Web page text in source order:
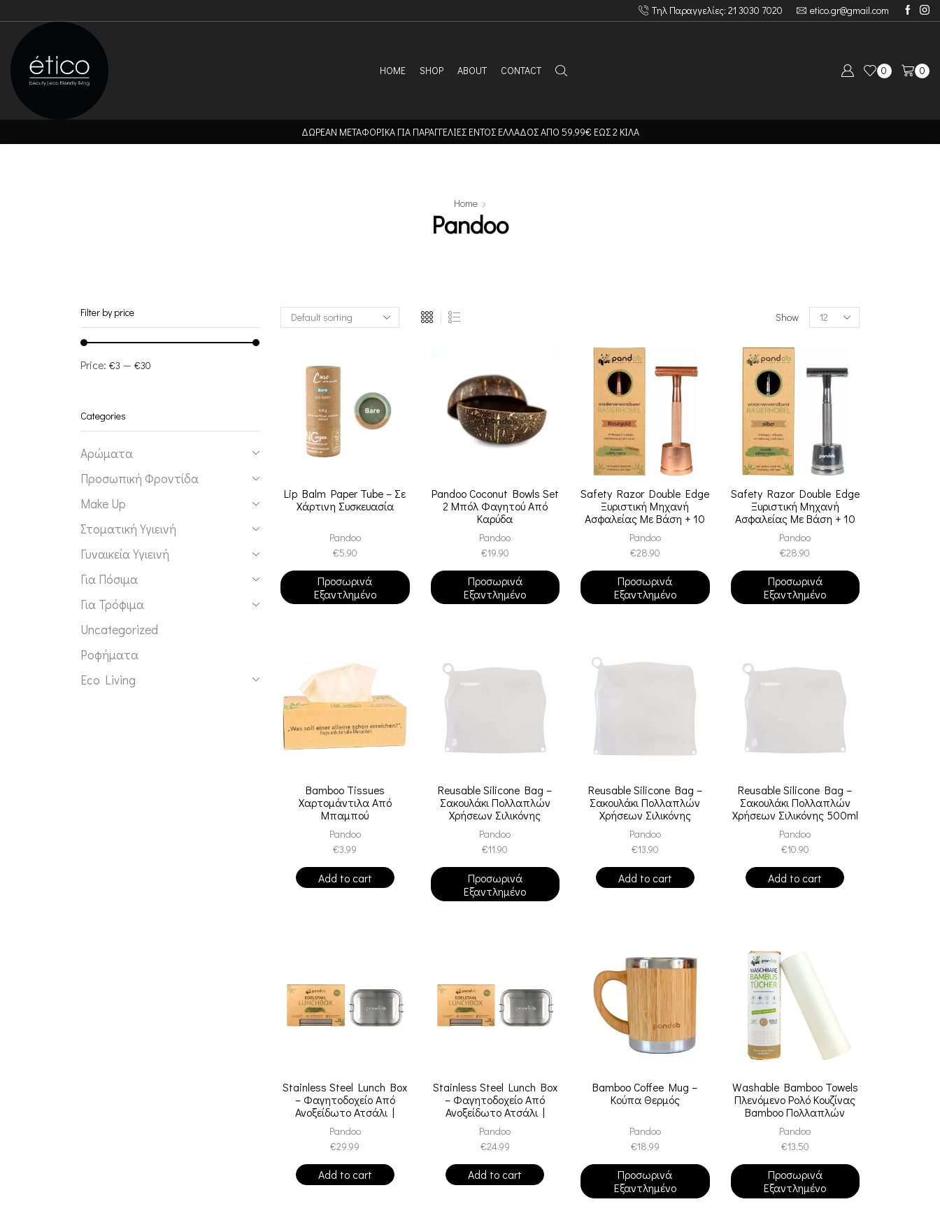
Τηλ Παραγγελίες: 21 3030 7020 etico.gr@gmail.com
HOME SHOP ABOUT CONTACT 0 0
ΔΩΡΕΑΝ ΜΕΤΑΦΟΡΙΚΑ ΓΙΑ ΠΑΡΑΓΓΕΛΙΕΣ ΕΝΤΟΣ ΕΛΛΑΔΟΣ ΑΠΟ 59,99€ ΕΩΣ 2 ΚΙΛΑ
Home
Pandoo
Show
Lip Balm Paper Tube – Σε
Χάρτινη Συσκευασία
Pandoo
€5.90
Προσωρινά
Εξαντλημένο
Pandoo Coconut Bowls Set
2 Μπόλ Φαγητού Από
Καρύδα
Pandoo
€19.90
Προσωρινά
Εξαντλημένο
Safety Razor Double Edge
Ξυριστική Μηχανή
Ασφαλείας Με Βάση + 10
Λεπίδες – Rose Gold
Pandoo
€28.90
Προσωρινά
Εξαντλημένο
Safety Razor Double Edge
Ξυριστική Μηχανή
Ασφαλείας Με Βάση + 10
Λεπίδες – Silver
Pandoo
€28.90
Προσωρινά
Εξαντλημένο
Bamboo Tissues
Χαρτομάντιλα Από
Μπαμπού
Pandoo
€3.99
Add to cart
Reusable Silicone Bag –
Σακουλάκι Πολλαπλών
Χρήσεων Σιλικόνης
1000ml
Pandoo
€11.90
Προσωρινά
Εξαντλημένο
Reusable Silicone Bag –
Σακουλάκι Πολλαπλών
Χρήσεων Σιλικόνης
1500ml
Pandoo
€13.90
Add to cart
Reusable Silicone Bag –
Σακουλάκι Πολλαπλών
Χρήσεων Σιλικόνης 500ml
Pandoo
€10.90
Add to cart
Stainless Steel Lunch Box
– Φαγητοδοχείο Από
Ανοξείδωτο Ατσάλι |
1200ml
Pandoo
€29.99
Add to cart
Stainless Steel Lunch Box
– Φαγητοδοχείο Από
Ανοξείδωτο Ατσάλι |
800ml
Pandoo
€24.99
Add to cart
Bamboo Coffee Mug –
Κούπα Θερμός
Pandoo
€18.99
Προσωρινά
Εξαντλημένο
Washable Bamboo Towels
Πλενόμενο Ρολό Κουζίνας
Bamboo Πολλαπλών
Χρήσεων
Pandoo
€13.50
Προσωρινά
Εξαντλημένο
Filter by price
Price: €3 — €30
Categories
Αρώματα
Προσωπική Φροντίδα
Make Up
Στοματική Υγιεινή
Γυναικεία Υγιεινή
Για Πόσιμα
Για Τρόφιμα
Uncategorized
Ροφήματα
Eco Living